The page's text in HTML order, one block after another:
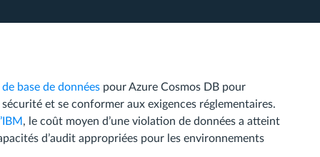
base de données pour Azure Cosmos DB pour
et se conformer aux exigences réglementaires.
, le coût moyen d’une violation de données a atteint
d’audit appropriées pour les environnements